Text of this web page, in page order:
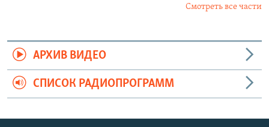
Смотреть все части
АРХИВ ВИДЕО
СПИСОК РАДИОПРОГРАММ